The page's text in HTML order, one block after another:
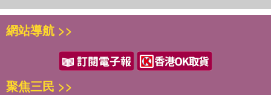
網站導航 >>
聚焦三民 >>